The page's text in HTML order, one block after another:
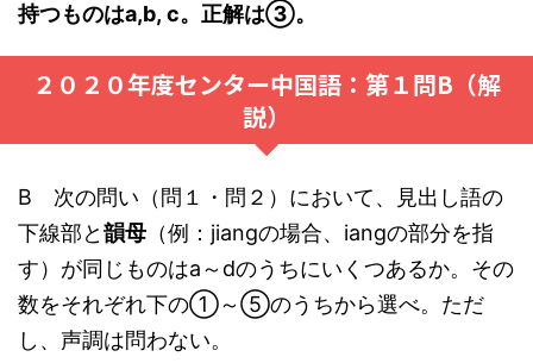
持つものはa,b, c。正解は③。
２０２０年度センター中国語：第１問B（解
説）
B 次の問い（問１・問２）において、見出し語の
下線部と韻母 （例：jiangの場合、iangの部分を指
す）が同じものはa～dのうちにいくつあるか。その
数をそれぞれ下の①～⑤のうちから選べ。ただ
し、声調は問わない。